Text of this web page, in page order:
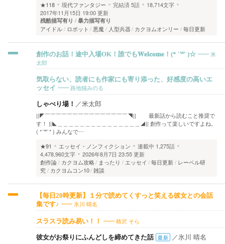
★118
現代ファンタジー 完結済5話
18,714文字
2017年11月15日 19:00 更新
残酷描写有り 暴力描写有り
アイドル ロボット 悪魔 人型兵器 カクヨムオンリー 毎日更新
創作のお話！途中入場OK！誰でも𝐖𝐞𝐥𝐜𝐨𝐦𝐞！(* '꒳' )☆
米
太郎
気取らない、読者にも作家にも寄り添った、好感度の高いエ
ッセイ
路地猫みのる
しゃべり場！ ／米太郎
||◤￣￣￣￣￣￣￣￣￣￣￣￣￣￣￣◥|| 最新話から読むこと推奨で
す！ ||◣＿＿＿＿＿＿＿＿＿＿＿＿＿＿＿◢|| 創作って楽しいですよね。
( *´꒳`* ) みんなで…
★91
エッセイ・ノンフィクション 連載中 1,275話
4,478,960文字
2026年8月7日 23:55 更新
創作論
カクヨム攻略 まったり エッセイ 毎日更新
レーベル研
究
カクヨムコン10 雑談
【毎日20時更新】１分で読めてくすっと笑える彼女との会話
集です♪
氷川 晴名
スラスラ読み易い！！ 格沢 そら
彼女がお祭りにふんどしを締めてきた話 最新 ／氷川 晴名